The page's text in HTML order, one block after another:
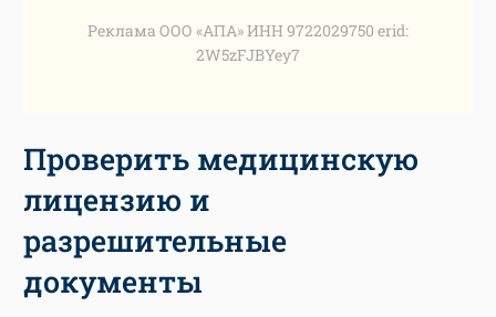
Реклама ООО «АПА» ИНН 9722029750 erid:
2W5zFJBYey7
Проверить медицинскую
лицензию и
разрешительные
документы